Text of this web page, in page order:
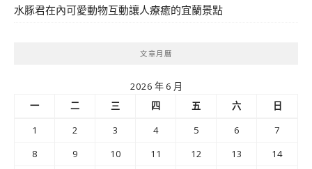
水豚君在內可愛動物互動讓人療癒的宜蘭景點
文章月曆
2026 年 6 月
一
二 三 四 五 六
日
1
2 3 4 5 6
7
8
9 10 11 12 13
14